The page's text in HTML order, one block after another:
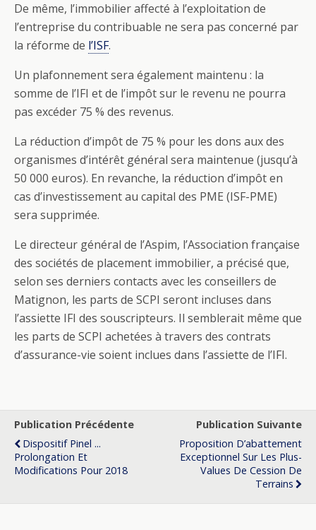
De même, l’immobilier affecté à l’exploitation de
l’entreprise du contribuable ne sera pas concerné par
la réforme de l’ISF.
Un plafonnement sera également maintenu : la
somme de l’IFI et de l’impôt sur le revenu ne pourra
pas excéder 75 % des revenus.
La réduction d’impôt de 75 % pour les dons aux des
organismes d’intérêt général sera maintenue (jusqu’à
50 000 euros). En revanche, la réduction d’impôt en
cas d’investissement au capital des PME (ISF-PME)
sera supprimée.
Le directeur général de l’Aspim, l’Association française
des sociétés de placement immobilier, a précisé que,
selon ses derniers contacts avec les conseillers de
Matignon, les parts de SCPI seront incluses dans
l’assiette IFI des souscripteurs. Il semblerait même que
les parts de SCPI achetées à travers des contrats
d’assurance-vie soient inclues dans l’assiette de l’IFI.
Publication Précédente
Dispositif Pinel ...
Prolongation Et
Modifications Pour 2018
Publication Suivante
Proposition D’abattement
Exceptionnel Sur Les Plus-
Values De Cession De
Terrains